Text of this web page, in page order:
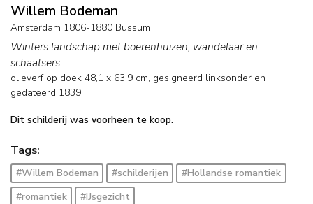
Willem Bodeman
Amsterdam 1806-1880 Bussum
Winters landschap met boerenhuizen, wandelaar en
schaatsers
olieverf op doek 48,1 x 63,9 cm, gesigneerd linksonder en
gedateerd 1839
Dit schilderij was voorheen te koop.
Tags:
#Willem Bodeman #schilderijen
#Hollandse romantiek
#romantiek
#IJsgezicht